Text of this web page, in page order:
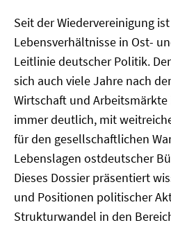
Seit der Wiedervereinigung
Lebensverhältnisse in Ost-
Leitlinie deutscher Politik.
sich auch viele Jahre nach
Wirtschaft und Arbeitsmärkte
immer deutlich, mit
für den gesellschaftlichen
Lebenslagen ostdeutscher
Dieses Dossier präsentiert
und Positionen politischer
Strukturwandel in den